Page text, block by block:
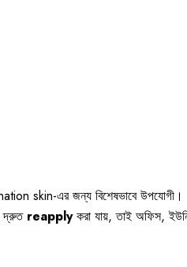
skin-এর জন্য বিশেষভাবে উপযোগী।
দ্রুত reapplyকরা যায়, তাই অফিস,